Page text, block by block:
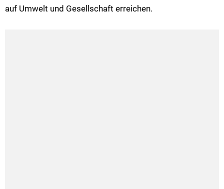
auf Umwelt und Gesellschaft erreichen.